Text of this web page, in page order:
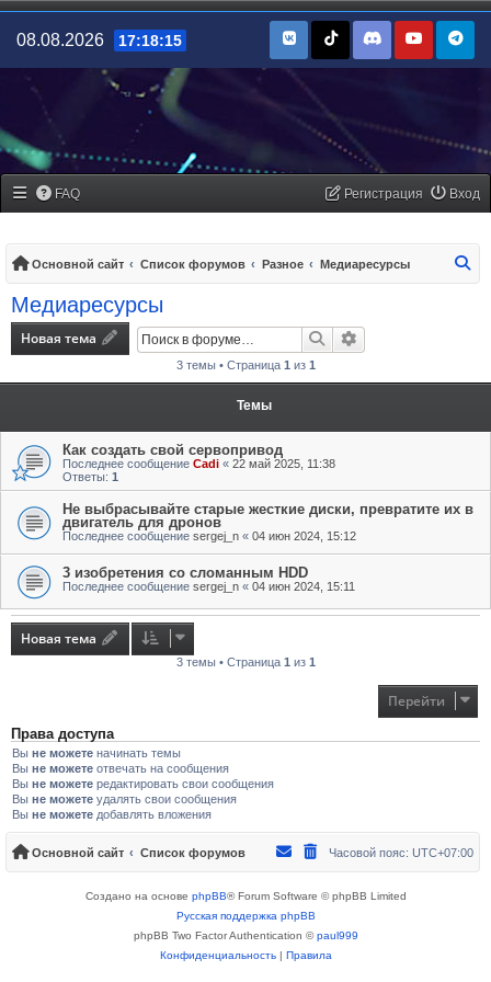
08.08.2026 17:18:15
FAQ Вход
Регистрация
Основной сайт Список форумов Разное Медиаресурсы
Медиаресурсы
Новая тема Поиск
3 темы • Страница 1 из 1
Темы
Как создать свой сервопривод
Последнее сообщение Cadi « 22 май 2025, 11:38
Ответы: 1
Не выбрасывайте старые жесткие диски, превратите их в
двигатель для дронов
Последнее сообщение sergej_n « 04 июн 2024, 15:12
3 изобретения со сломанным HDD
Последнее сообщение sergej_n « 04 июн 2024, 15:11
Новая тема
3 темы • Страница 1 из 1
Перейти
Права доступа
Вы не можете начинать темы
Вы не можете отвечать на сообщения
Вы не можете редактировать свои сообщения
Вы не можете удалять свои сообщения
Вы не можете добавлять вложения
Основной сайт Список форумов Часовой пояс: UTC+07:00
Создано на основе phpBB® Forum Software © phpBB Limited
Русская поддержка phpBB
phpBB Two Factor Authentication ©paul999
Конфиденциальность| Правила